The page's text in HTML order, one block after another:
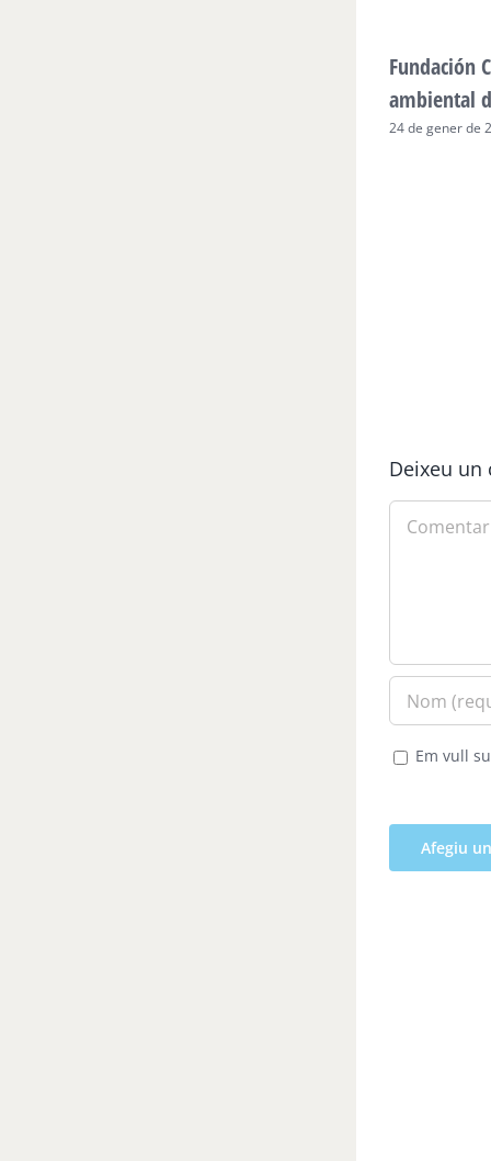
Fundación
ambiental
24 de gener de
Deixeu un
Em vull